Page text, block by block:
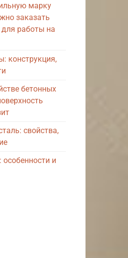
марку
заказать
работы на
конструкция,
бетонных
свойства,
и